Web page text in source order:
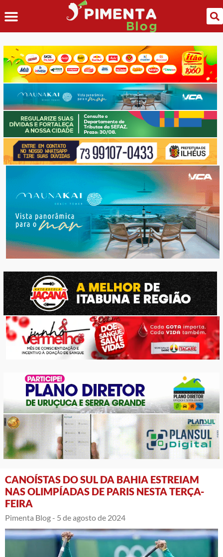
CANOÍSTAS DO SUL DA BAHIA ESTREIAM
NAS OLIMPÍADAS DE PARIS NESTA TERÇA-
FEIRA
Pimenta Blog - 5 de agosto de 2024